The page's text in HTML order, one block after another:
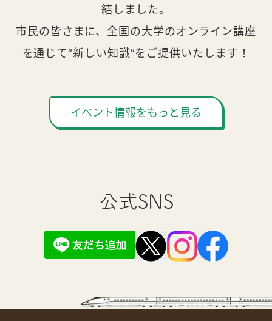
結しました。
市民の皆さまに、全国の大学のオンライン講座
を通じて“新しい知識”をご提供いたします！
イベント情報をもっと見る
公式SNS